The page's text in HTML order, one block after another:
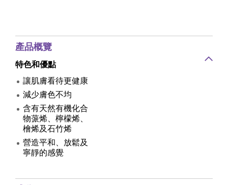
產品概覽
特色和優點
讓肌膚看待更健康
減少膚色不均
含有天然有機化合
物蒎烯、檸檬烯、
檜烯及石竹烯
營造平和、放鬆及
寧靜的感覺